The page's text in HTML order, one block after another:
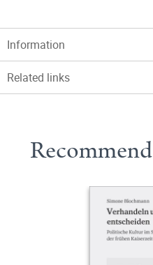
Information
Related links